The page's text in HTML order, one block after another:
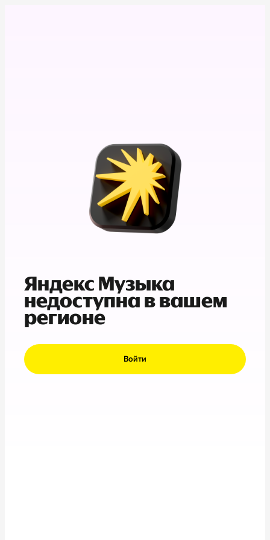
Яндекс Музыка
недоступна в вашем
регионе
Войти